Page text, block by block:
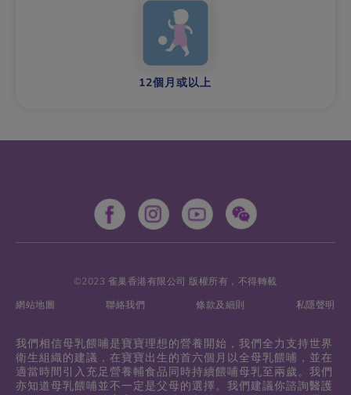
12個月或以上
©2023 雀巢香港有限公司 版權所有，不得轉載
網站地圖
聯絡我們 條款及細則 私隱聲明
我們相信母乳餵哺是寶寶理想的營養開始，我們全力支持世界
衛生組織的建議，在寶寶出生的首六個月以全母乳餵哺，並在
適當時間引入充足營養輔食品同時持續餵哺母乳至兩歲。我們
亦知道母乳餵哺並不一定是父母的選擇。我們建議你諮詢醫護